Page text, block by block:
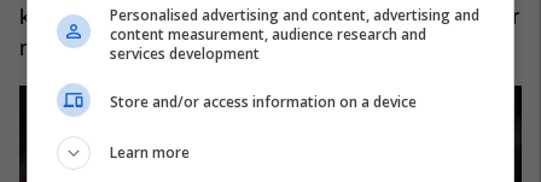
kërkojnë rikthimin e lavdisë në San Siro të humbur
në dekadën e fundit.
Personalised advertising and content, advertising and
content measurement, audience research and
services development
Store and/or access information on a device
Learn more